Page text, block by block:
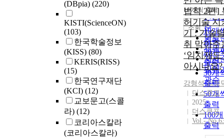
(DBpia) (220)
KISTI(ScienceON)
(103)
한국학술정보
(KISS) (80)
KERIS(RISS)
(15)
한국연구재단
(KCI) (12)
교보문고(스콜
라) (12)
코리아스칼라
(코리아스칼라)
순
인기
순
연도
제목
저자
발행
관순
내림
10개씩 출력
10개
출력
20개
출력
30개
출력
50개
출력
100
출력
조회
법칙 2편]
허기술 지
기 : 기술
취 막아주
‘임치제도’
아시나요?
강형석,김정
더스쿠프
2025
더스쿠프
Vol.-